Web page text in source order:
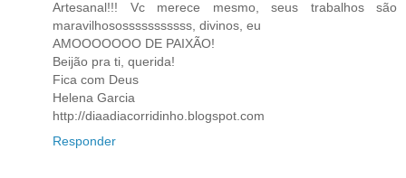
Artesanal!!! Vc merece mesmo, seus trabalhos são
maravilhososssssssssss, divinos, eu
AMOOOOOOO DE PAIXÃO!
Beijão pra ti, querida!
Fica com Deus
Helena Garcia
http://diaadiacorridinho.blogspot.com
Responder